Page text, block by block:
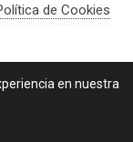
de Cookies
en nuestra